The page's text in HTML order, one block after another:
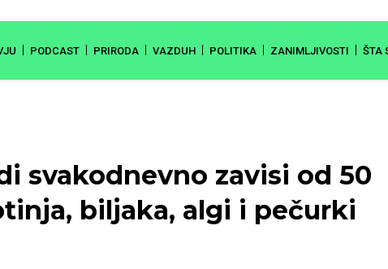
PODCAST PRIRODA VAZDUH POLITIKA ZANIMLJIVOSTI ŠTA
svakodnevno zavisi od 50
biljaka, algi i pečurki